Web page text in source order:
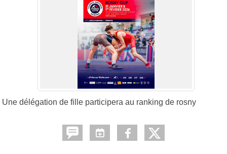
Une délégation de fille participera au ranking de rosny